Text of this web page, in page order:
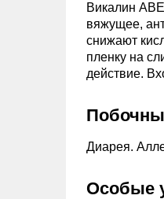
Викалин
вяжущее,
снижают
пленку на
действие.
Диарея.
Особые